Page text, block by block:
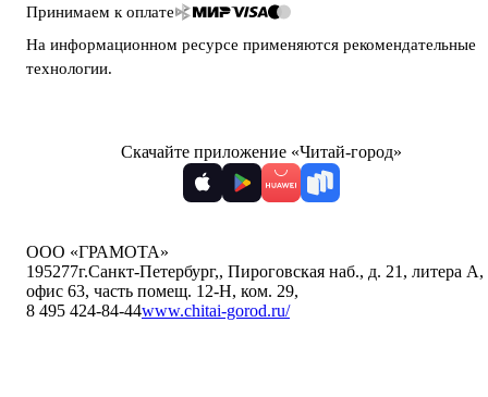
Принимаем к оплате
На информационном ресурсе применяются рекомендательные
технологии.
Скачайте приложение «Читай-город»
ООО «ГРАМОТА»
195277г.Санкт-Петербург,, Пироговская наб., д. 21, литера А,
офис 63, часть помещ. 12-Н, ком. 29,
8 495 424-84-44www.chitai-gorod.ru/